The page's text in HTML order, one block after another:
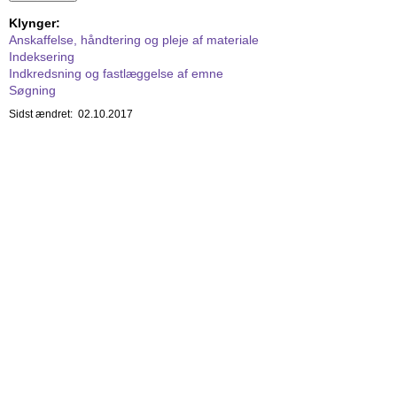
Klynger:
Anskaffelse, håndtering og pleje af materiale
Indeksering
Indkredsning og fastlæggelse af emne
Søgning
Sidst ændret: 02.10.2017